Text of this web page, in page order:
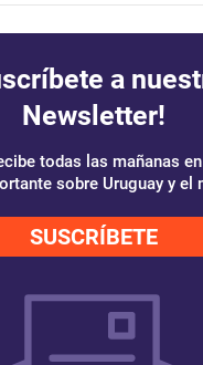
a
Newsletter!
todas las mañanas
sobre Uruguay y el
SUSCRÍBETE